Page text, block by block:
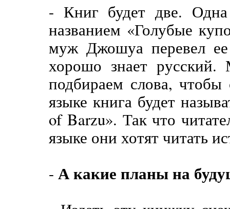
- Книг будет две.
названием «Голубые
муж Джошуа перевел
хорошо знает
подбираем слова, чтобы
языке книга будет
of Barzu». Так что
языке они хотят читать
- А какие планы на